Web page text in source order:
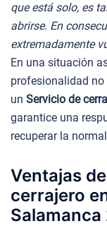
que está solo, es
abrirse. En
extremadamente
En una situación
profesionalidad no
un Servicio de
garantice una
recuperar la
Ventajas
cerrajero